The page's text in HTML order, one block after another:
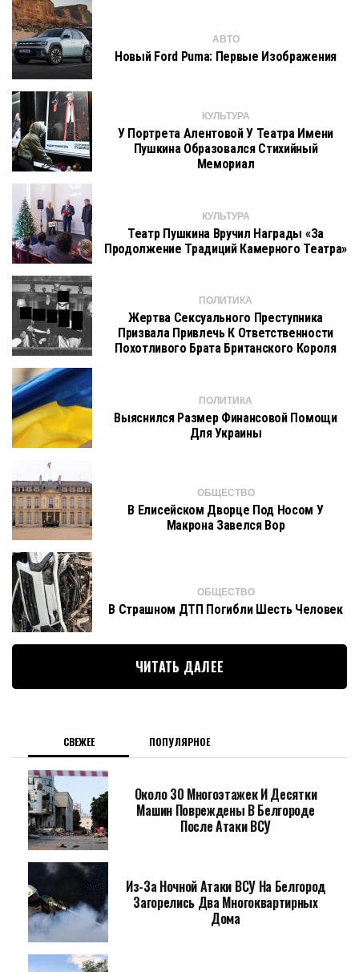
АВТО
Новый Ford Puma: Первые Изображения
КУЛЬТУРА
У Портрета Алентовой У Театра Имени
Пушкина Образовался Стихийный
Мемориал
КУЛЬТУРА
Театр Пушкина Вручил Награды «За
Продолжение Традиций Камерного Театра»
ПОЛИТИКА
Жертва Сексуального Преступника
Призвала Привлечь К Ответственности
Похотливого Брата Британского Короля
ПОЛИТИКА
Выяснился Размер Финансовой Помощи
Для Украины
ОБЩЕСТВО
В Елисейском Дворце Под Носом У
Макрона Завелся Вор
ОБЩЕСТВО
В Страшном ДТП Погибли Шесть Человек
ЧИТАТЬ ДАЛЕЕ
СВЕЖЕЕ ПОПУЛЯРНОЕ
Около 30 Многоэтажек И Десятки
Машин Повреждены В Белгороде
После Атаки ВСУ
Из-За Ночной Атаки ВСУ На Белгород
Загорелись Два Многоквартирных
Дома